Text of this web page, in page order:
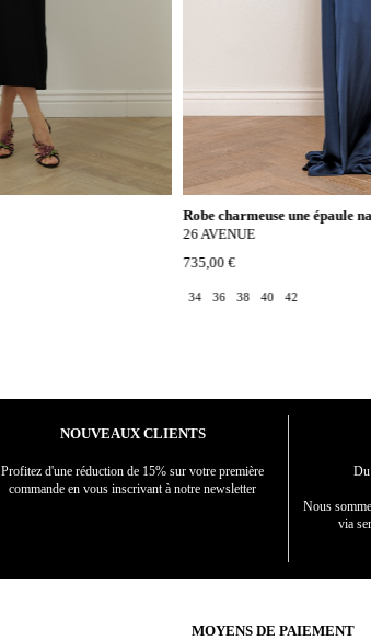
Robe charmeuse une épaule
26 AVENUE
735,00 €
34 36 38 40 42
NOUVEAUX CLIENTS
Profitez d'une réduction de 15% sur votre première
commande en vous inscrivant à notre newsletter
Du
Nous
via
MOYENS DE PAIEMENT